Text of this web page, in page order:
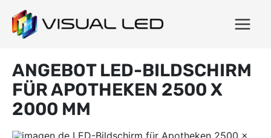
ANGEBOT LED-BILDSCHIRM
FÜR APOTHEKEN 2500 X
2000 MM